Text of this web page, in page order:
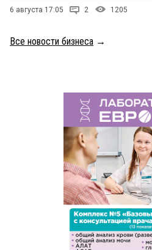
6 августа 17:05 2 1205
Все новости бизнеса →